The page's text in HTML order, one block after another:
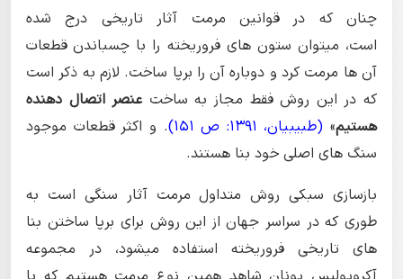
چنان که در قوانین مرمت آثار تاریخی درج شده
است، میتوان ستون های فروریخته را با چسباندن قطعات
آن ها مرمت کرد و دوباره آن را برپا ساخت. لازم به ذکر است
که در این روش فقط مجاز به ساخت عنصر اتصال دهنده
هستیم» (طبیبیان، 1391: ص 151)
. و اکثر قطعات موجود
سنگ های اصلی خود بنا هستند.
بازسازی سبکی روش متداول مرمت آثار سنگی است به
طوری که در سراسر جهان از این روش برای برپا ساختن بنا
های تاریخی فروریخته استفاده میشود، در مجموعه